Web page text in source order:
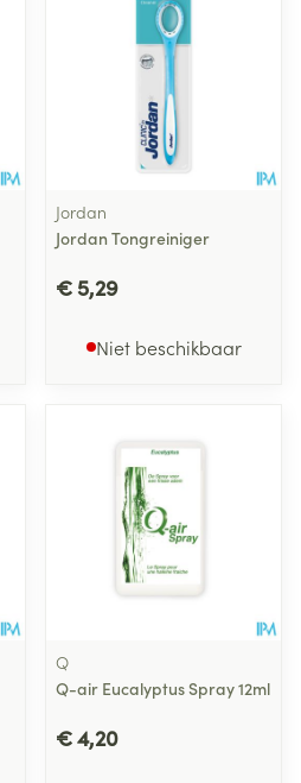
Jordan
Jordan Tongreiniger
€ 5,29
Niet beschikbaar
Q
Q-air Eucalyptus Spray 12ml
€ 4,20